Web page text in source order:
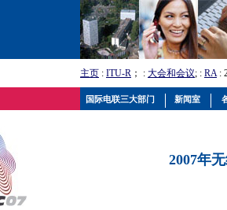
主页 : ITU-R ； : 大会和会议; : RA:
2007年
国际电联三大部门 新闻室